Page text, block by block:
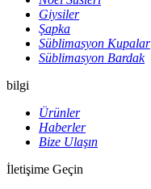
Giysiler
Şapka
Süblimasyon Kupalar
Süblimasyon Bardak
bilgi
Ürünler
Haberler
Bize Ulaşın
İletişime Geçin